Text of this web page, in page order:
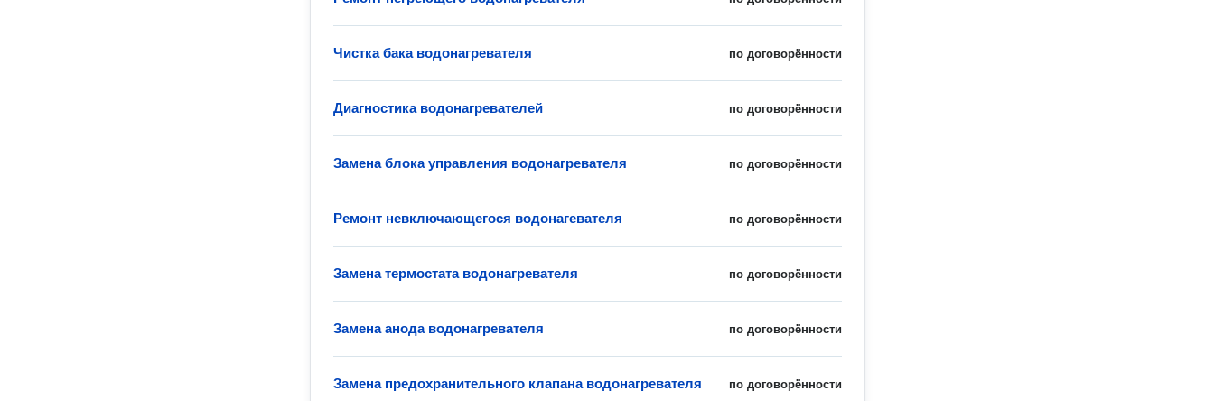
по договорённости
Чистка бака водонагревателя
по договорённости
Диагностика водонагревателей
по договорённости
Замена блока управления водонагревателя
по договорённости
Ремонт невключающегося водонагевателя
по договорённости
Замена термостата водонагревателя
по договорённости
Замена анода водонагревателя
по договорённости
Замена предохранительного клапана водонагревателя